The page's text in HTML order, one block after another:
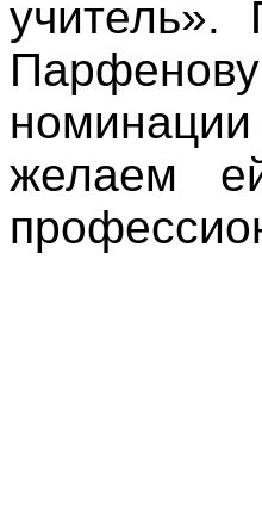
учитель».
номинации
желаем